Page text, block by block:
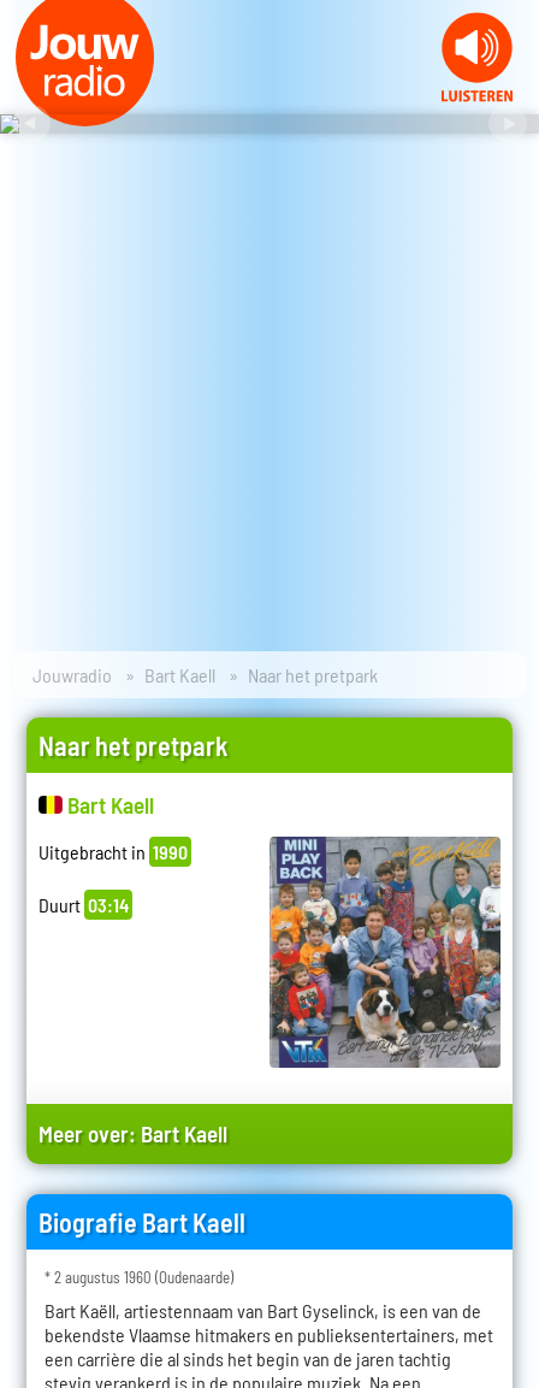
Jouwradio Bart Kaell Naar het pretpark
Naar het pretpark
Bart Kaell
Uitgebracht in 1990
Duurt 03:14
Meer over: Bart Kaell
Biografie Bart Kaell
* 2 augustus 1960 (Oudenaarde)
Bart Kaëll, artiestennaam van Bart Gyselinck, is een van de
bekendste Vlaamse hitmakers en publieksentertainers, met
een carrière die al sinds het begin van de jaren tachtig
stevig verankerd is in de populaire muziek. Na een